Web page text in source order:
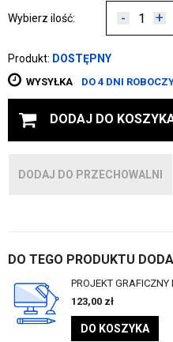
Wybierz ilość: - +
Produkt: DOSTĘPNY
WYSYŁKA DO 4 DNI
DODAJ DO
DODAJ DO PRZECHOWALNI
DO TEGO PRODUKTU
PROJEKT GRAFICZNY
123,00 zł
DO KOSZYKA